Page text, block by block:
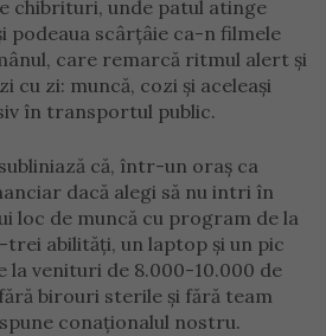
chibrituri, unde patul atinge
podeaua scârțâie ca-n filmele
care remarcă ritmul alert și
cu zi: muncă, cozi și aceleași
în transportul public.
că, într-un oraș ca
dacă alegi să nu intri în
loc de muncă cu program de la
trei abilități, un laptop și un pic
la venituri de 8.000-10.000 de
birouri sterile și fără team
conaționalul nostru.